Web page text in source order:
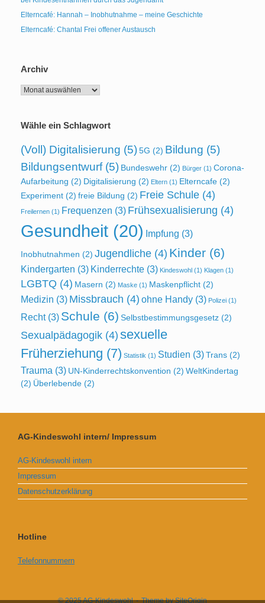
Elterncafé: Hannah – Inobhutnahme – meine Geschichte
Elterncafé: Chantal Frei offener Austausch
Archiv
Archiv
Wähle ein Schlagwort
(Voll) Digitalisierung (5)5G (2) Bildung (5)
Bildungsentwurf(5) Bundeswehr (2) Bürger (1) Corona-
Aufarbeitung (2) Digitalisierung (2) Eltern (1) Elterncafe (2)
Experiment (2) freie Bildung (2) Freie Schule (4)
Freilernen (1) Frequenzen (3) Frühsexualisierung (4)
Gesundheit (20) Impfung (3)
Inobhutnahmen (2) Jugendliche (4) Kinder (6)
Kindergarten (3) Kinderrechte (3) Kindeswohl (1) Klagen (1)
LGBTQ (4) Masern (2) Maske (1) Maskenpflicht (2)
Medizin (3) Missbrauch (4) ohne Handy (3) Polizei (1)
Recht(3) Schule (6) Selbstbestimmungsgesetz (2)
Sexualpädagogik (4) sexuelle
Früherziehung (7) Statistik (1) Studien (3)Trans (2)
Trauma (3) UN-Kinderrechtskonvention (2) WeltKindertag
(2) Überlebende (2)
AG-Kindeswohl intern/ Impressum
AG-Kindeswohl intern
Impressum
Datenschutzerklärung
Hotline
Telefonnummern
© 2025 AG-Kindeswohl Theme bySiteOrigin